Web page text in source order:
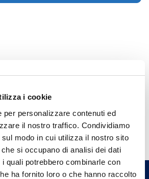
i cookie
per personalizzare contenuti ed
il nostro traffico. Condividiamo
modo in cui utilizza il nostro sito
si occupano di analisi dei dati
quali potrebbero combinarle con
ha fornito loro o che hanno raccolto
di
più vicina a te e parla con